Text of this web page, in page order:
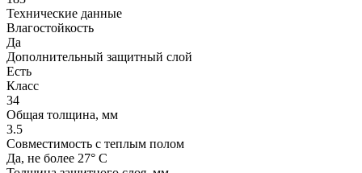
Технические данные
Влагостойкость
Да
Дополнительный защитный слой
Есть
Класс
34
Общая толщина, мм
3.5
Совместимость с теплым полом
Да, не более 27° С